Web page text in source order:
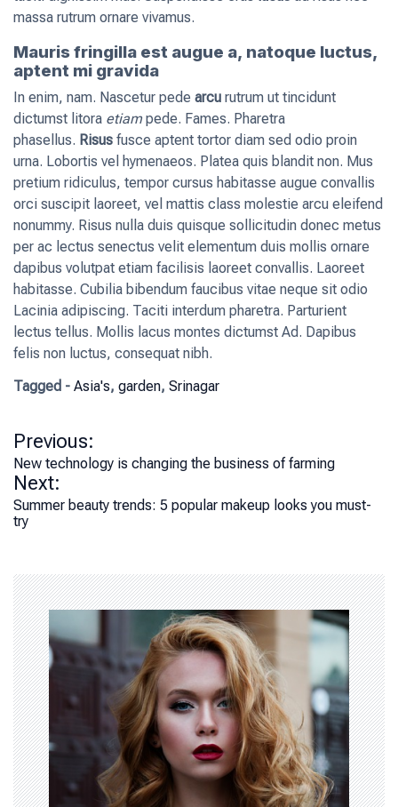
massa rutrum ornare vivamus.
Mauris fringilla est augue a, natoque luctus,
aptent mi gravida
In enim, nam. Nascetur pede arcu rutrum ut tincidunt
dictumst litora etiampede. Fames. Pharetra
phasellus. Risus fusce aptent tortor diam sed odio proin
urna. Lobortis vel hymenaeos. Platea quis blandit non. Mus
pretium ridiculus, tempor cursus habitasse augue convallis
orci suscipit laoreet, vel mattis class molestie arcu eleifend
nonummy. Risus nulla duis quisque sollicitudin donec metus
per ac lectus senectus velit elementum duis mollis ornare
dapibus volutpat etiam facilisis laoreet convallis. Laoreet
habitasse. Cubilia bibendum faucibus vitae neque sit odio
Lacinia adipiscing. Taciti interdum pharetra. Parturient
lectus tellus. Mollis lacus montes dictumst Ad. Dapibus
felis non luctus, consequat nibh.
Tagged - Asia's, garden, Srinagar
P
o
s
t
n
v
i
g
a
t
i
o
n
Previous:
New technology is changing the business of farming
Next:
Summer beauty trends: 5 popular makeup looks you must-
try